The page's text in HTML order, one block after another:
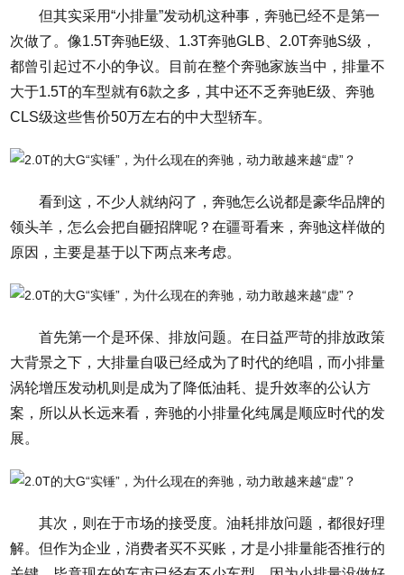
但其实采用“小排量”发动机这种事，奔驰已经不是第一
次做了。像1.5T奔驰E级、1.3T奔驰GLB、2.0T奔驰S级，
都曾引起过不小的争议。目前在整个奔驰家族当中，排量不
大于1.5T的车型就有6款之多，其中还不乏奔驰E级、奔驰
CLS级这些售价50万左右的中大型轿车。
看到这，不少人就纳闷了，奔驰怎么说都是豪华品牌的
领头羊，怎么会把自砸招牌呢？在疆哥看来，奔驰这样做的
原因，主要是基于以下两点来考虑。
首先第一个是环保、排放问题。在日益严苛的排放政策
大背景之下，大排量自吸已经成为了时代的绝唱，而小排量
涡轮增压发动机则是成为了降低油耗、提升效率的公认方
案，所以从长远来看，奔驰的小排量化纯属是顺应时代的发
展。
其次，则在于市场的接受度。油耗排放问题，都很好理
解。但作为企业，消费者买不买账，才是小排量能否推行的